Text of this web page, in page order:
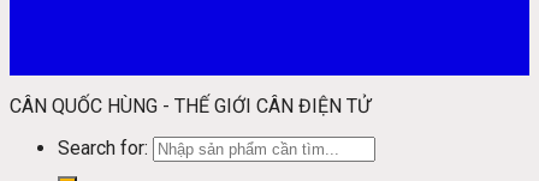
CÂN QUỐC HÙNG - THẾ GIỚI CÂN ĐIỆN TỬ
Search for: